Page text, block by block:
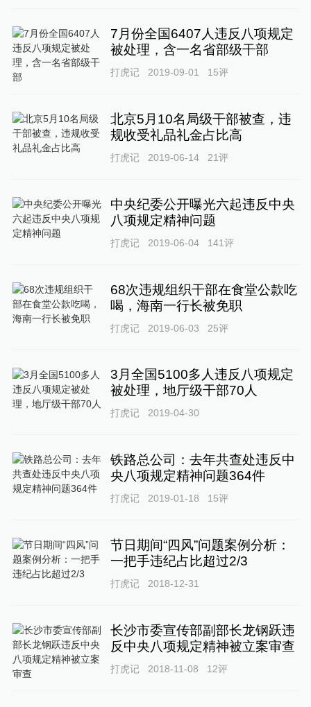
7月份全国6407人违反八项规定
被处理，含一名省部级干部
打虎记 2019-09-01 15评
北京5月10名局级干部被查，违
规收受礼品礼金占比高
打虎记 2019-06-14 21评
中央纪委公开曝光六起违反中央
八项规定精神问题
打虎记 2019-06-04 141评
68次违规组织干部在食堂公款吃
喝，海南一行长被免职
打虎记 2019-06-03 25评
3月全国5100多人违反八项规定
被处理，地厅级干部70人
打虎记 2019-04-30
铁路总公司：去年共查处违反中
央八项规定精神问题364件
打虎记 2019-01-18 15评
节日期间“四风”问题案例分析：
一把手违纪占比超过2/3
打虎记 2018-12-31
长沙市委宣传部副部长龙钢跃违
反中央八项规定精神被立案审查
打虎记 2018-11-08 12评